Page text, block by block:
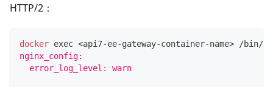
HTTP/2：
docker exec <api7-ee-gateway-container-name> /bin/
nginx_config:
  error_log_level: warn